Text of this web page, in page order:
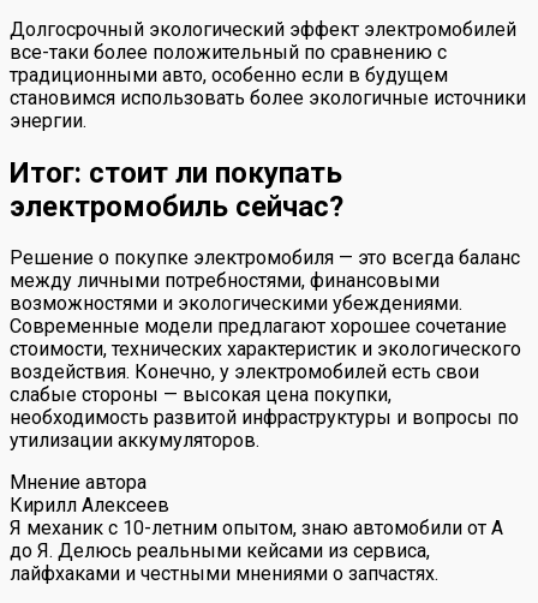
Долгосрочный экологический эффект электромобилей
все-таки более положительный по сравнению с
традиционными авто, особенно если в будущем
становимся использовать более экологичные источники
энергии.
Итог: стоит ли покупать
электромобиль сейчас?
Решение о покупке электромобиля — это всегда баланс
между личными потребностями, финансовыми
возможностями и экологическими убеждениями.
Современные модели предлагают хорошее сочетание
стоимости, технических характеристик и экологического
воздействия. Конечно, у электромобилей есть свои
слабые стороны — высокая цена покупки,
необходимость развитой инфраструктуры и вопросы по
утилизации аккумуляторов.
Мнение автора
Кирилл Алексеев
Я механик с 10-летним опытом, знаю автомобили от А
до Я. Делюсь реальными кейсами из сервиса,
лайфхаками и честными мнениями о запчастях.